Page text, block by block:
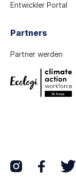
Entwickler Portal
Partners
Partner werden